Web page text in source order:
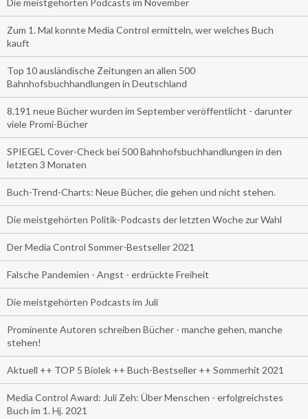
Zum 1. Mal konnte Media Control ermitteln, wer welches Buch
kauft
Top 10 ausländische Zeitungen an allen 500
Bahnhofsbuchhandlungen in Deutschland
8.191 neue Bücher wurden im September veröffentlicht - darunter
viele Promi-Bücher
SPIEGEL Cover-Check bei 500 Bahnhofsbuchhandlungen in den
letzten 3 Monaten
Buch-Trend-Charts: Neue Bücher, die gehen und nicht stehen.
Die meistgehörten Politik-Podcasts der letzten Woche zur Wahl
Der Media Control Sommer-Bestseller 2021
Falsche Pandemien - Angst - erdrückte Freiheit
Die meistgehörten Podcasts im Juli
Prominente Autoren schreiben Bücher - manche gehen, manche
stehen!
Aktuell ++ TOP 5 Biolek ++ Buch-Bestseller ++ Sommerhit 2021
Media Control Award: Juli Zeh: Über Menschen - erfolgreichstes
Buch im 1. Hj. 2021